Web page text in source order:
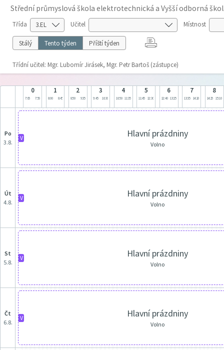
Střední průmyslová škola elektrotechnická a Vyšší odborná
Třída Učitel Místnost
Stálý Tento týden Příští týden
Třídní učitel: Mgr. Lubomír Jirásek, Mgr. Petr Bartoš (zástupce)
0
7:05 7:50
1
8:00 8:45
2
8:50 9:35
3
9:45 10:30
4
10:50 11:35
5
11:45 12:30
6
12:40 13:25
7
13:35 14:20
8
14:25 15:10
po
3.8.
V Hlavní prázdniny
Volno
út
4.8.
V Hlavní prázdniny
Volno
st
5.8.
V Hlavní prázdniny
Volno
čt
6.8.
V Hlavní prázdniny
Volno